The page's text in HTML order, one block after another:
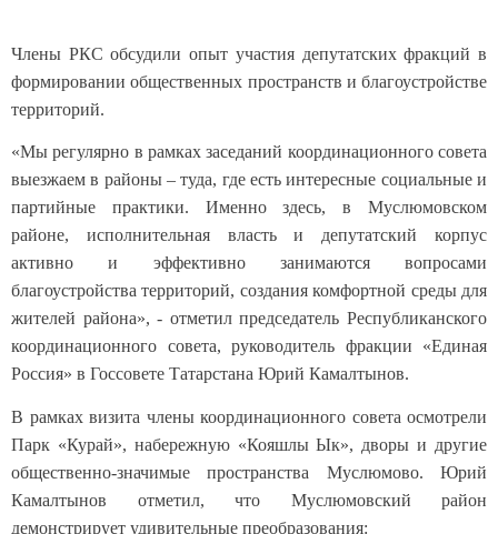
Члены РКС обсудили опыт участия депутатских фракций в
формировании общественных пространств и благоустройстве
территорий.
«Мы регулярно в рамках заседаний координационного совета
выезжаем в районы – туда, где есть интересные социальные и
партийные практики. Именно здесь, в Муслюмовском
районе, исполнительная власть и депутатский корпус
активно и эффективно занимаются вопросами
благоустройства территорий, создания комфортной среды для
жителей района», - отметил председатель Республиканского
координационного совета, руководитель фракции «Единая
Россия» в Госсовете Татарстана Юрий Камалтынов.
В рамках визита члены координационного совета осмотрели
Парк «Курай», набережную «Кояшлы Ык», дворы и другие
общественно-значимые пространства Муслюмово. Юрий
Камалтынов отметил, что Муслюмовский район
демонстрирует удивительные преобразования: